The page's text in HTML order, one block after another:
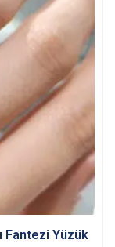
Fantezi Yüzük